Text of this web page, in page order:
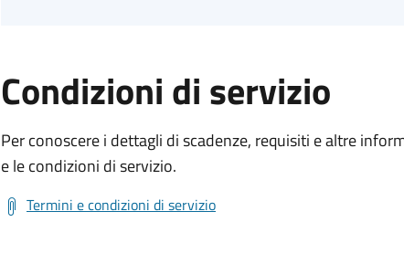
Condizioni di servizio
Per conoscere i dettagli di scadenze, requisiti e altre
e le condizioni di servizio.
Termini e condizioni di servizio